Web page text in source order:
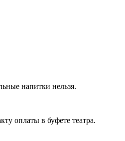
напитки нельзя.
оплаты в буфете театра.